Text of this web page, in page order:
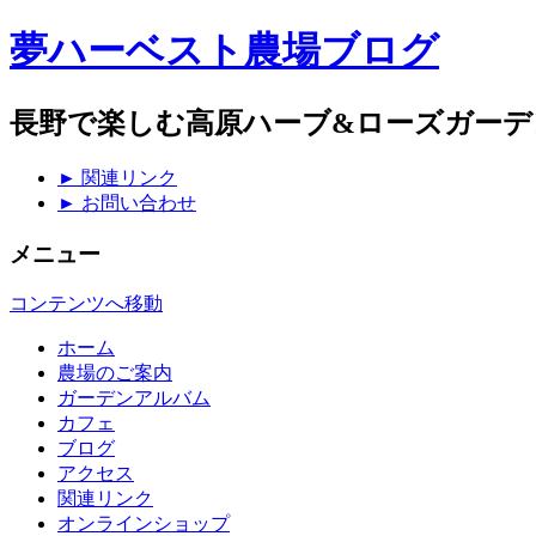
夢ハーベスト農場ブログ
長野で楽しむ高原ハーブ&ローズガー
► 関連リンク
► お問い合わせ
メニュー
コンテンツへ移動
ホーム
農場のご案内
ガーデンアルバム
カフェ
ブログ
アクセス
関連リンク
オンラインショップ